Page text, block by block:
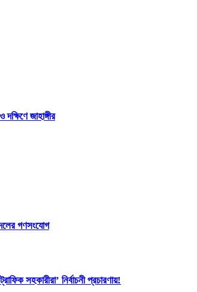
জাহাঙ্গীর
গণসংযোগ
সহকারীরা’ নির্বাচনী প্রচারণায়!